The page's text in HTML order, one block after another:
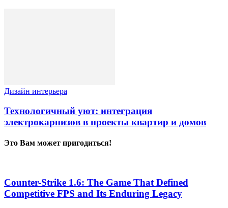
Дизайн интерьера
Технологичный уют: интеграция
электрокарнизов в проекты квартир и домов
Это Вам может пригодиться!
Counter-Strike 1.6: The Game That Defined
Competitive FPS and Its Enduring Legacy